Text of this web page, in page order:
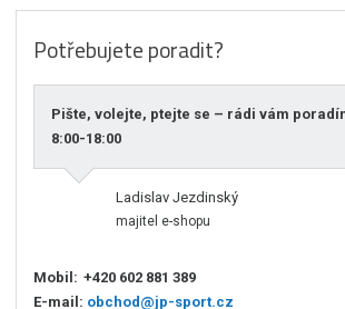
Potřebujete poradit?
Pište, volejte, ptejte se – rádi vám
8:00-18:00
Ladislav Jezdinský
majitel e-shopu
Mobil: +420 602 881 389
E-mail: obchod@jp-sport.cz